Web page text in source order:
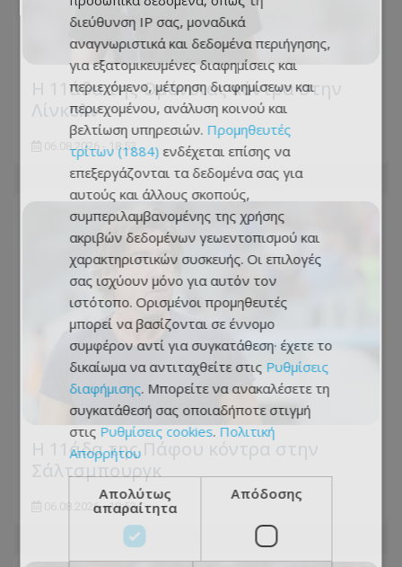
Η 11άδα της Ομόνοιας κόντρα στην
Λίνκολν
06.08.2026 - 18:53
Η 11άδα της Πάφου κόντρα στην
Σάλτσμπουργκ
06.08.2026 - 18:53
διεύθυνση IP σας, μοναδικά
αναγνωριστικά και δεδομένα περιήγησης,
για εξατομικευμένες διαφημίσεις και
περιεχόμενο, μέτρηση διαφημίσεων και
περιεχομένου, ανάλυση κοινού και
βελτίωση υπηρεσιών. Προμηθευτές
τρίτων (1884) ενδέχεται επίσης να
επεξεργάζονται τα δεδομένα σας για
αυτούς και άλλους σκοπούς,
συμπεριλαμβανομένης της χρήσης
ακριβών δεδομένων γεωεντοπισμού και
χαρακτηριστικών συσκευής. Οι επιλογές
σας ισχύουν μόνο για αυτόν τον
ιστότοπο. Ορισμένοι προμηθευτές
μπορεί να βασίζονται σε έννομο
συμφέρον αντί για συγκατάθεση· έχετε το
δικαίωμα να αντιταχθείτε στις Ρυθμίσεις
διαφήμισης. Μπορείτε να ανακαλέσετε τη
συγκατάθεσή σας οποιαδήποτε στιγμή
στις Ρυθμίσεις cookies. Πολιτική
Απορρήτου
Απολύτως
απαραίτητα
Απόδοσης